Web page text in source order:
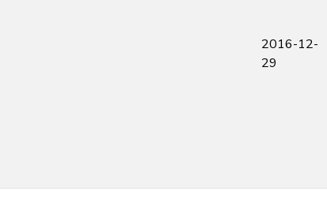
2016-12-
29